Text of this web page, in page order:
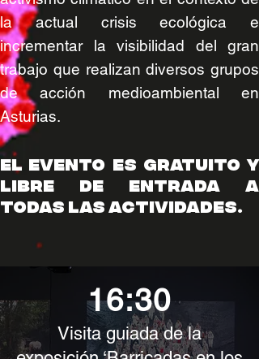
la actual crisis ecológica e
incrementar la visibilidad del gran
trabajo que realizan diversos grupos
de acción medioambiental en
Asturias.
El evento es gratuito y
libre de entrada a
todas las actividades.
16:30
Visita guiada de la